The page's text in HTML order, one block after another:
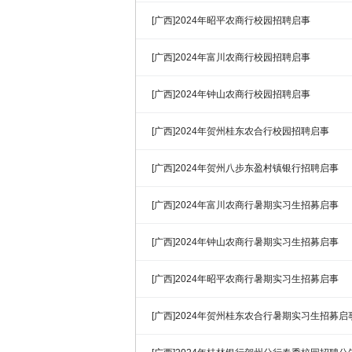
[广西]2024年昭平农商行校园招聘启事
[广西]2024年富川农商行校园招聘启事
[广西]2024年钟山农商行校园招聘启事
[广西]2024年贺州桂东农合行校园招聘启事
[广西]2024年贺州八步东盈村镇银行招聘启事
[广西]2024年富川农商行暑期实习生招募启事
[广西]2024年钟山农商行暑期实习生招募启事
[广西]2024年昭平农商行暑期实习生招募启事
[广西]2024年贺州桂东农合行暑期实习生招募启